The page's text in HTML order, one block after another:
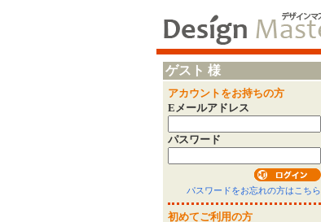
ゲスト 様
アカウントをお持ちの方
Eメールアドレス
パスワード
パスワードをお忘れの方はこちら
初めてご利用の方